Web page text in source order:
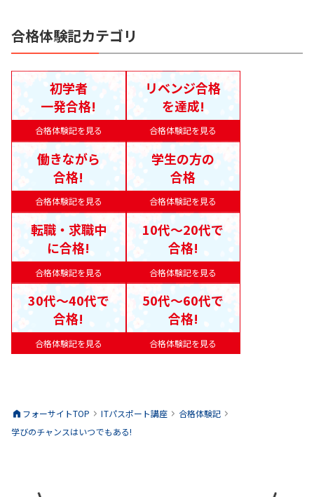
合格体験記カテゴリ
合格体験記を見る
初学者
一発合格!
合格体験記を見る
リベンジ合格
を達成!
合格体験記を見る
働きながら
合格!
合格体験記を見る
学生の方の
合格
合格体験記を見る
転職・求職中
に合格!
合格体験記を見る
10代〜20代で
合格!
合格体験記を見る
30代〜40代で
合格!
合格体験記を見る
50代〜60代で
合格!
フォーサイトTOP ITパスポート講座
合格体験記
学びのチャンスはいつでもある!